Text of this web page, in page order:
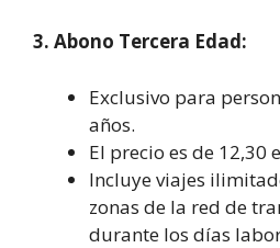
3. Abono Tercera Edad:
Exclusivo para
años.
El precio es de 12,30
Incluye viajes
zonas de la red de
durante los días